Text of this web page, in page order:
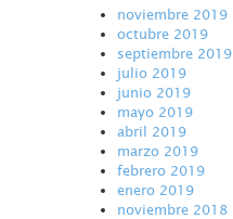
noviembre 2019
octubre 2019
septiembre 2019
julio 2019
junio 2019
mayo 2019
abril 2019
marzo 2019
febrero 2019
enero 2019
noviembre 2018